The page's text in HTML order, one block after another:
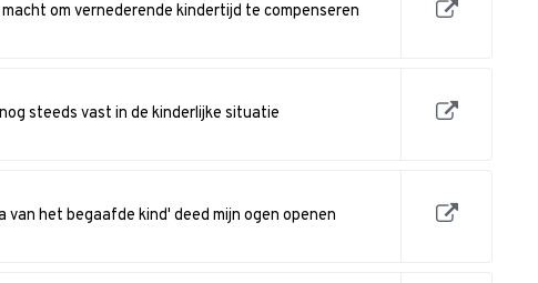
om vernederende kindertijd te compenseren
steeds vast in de kinderlijke situatie
van het begaafde kind' deed mijn ogen openen